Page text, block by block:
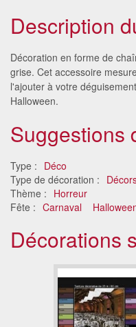
Description
Décoration en forme de
grise. Cet accessoire
l'ajouter à votre
Halloween.
Suggestions
Type : Déco
Type de décoration :
Thème : Horreur
Fête : Carnaval
Décorations